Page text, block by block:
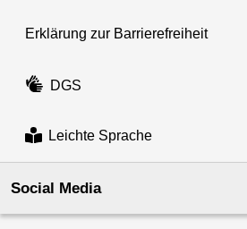
Erklärung zur Barrierefreiheit
DGS
Leichte Sprache
Social Media